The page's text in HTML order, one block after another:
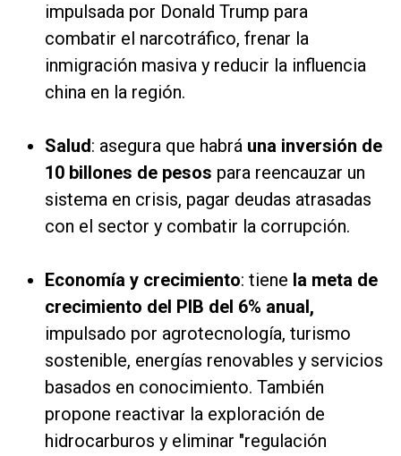
impulsada por Donald Trump para
combatir el narcotráfico, frenar la
inmigración masiva y reducir la influencia
china en la región.
Salud: asegura que habrá una inversión de
10 billones de pesos para reencauzar un
sistema en crisis, pagar deudas atrasadas
con el sector y combatir la corrupción.
Economía y crecimiento: tiene la meta de
crecimiento del PIB del 6% anual,
impulsado por agrotecnología, turismo
sostenible, energías renovables y servicios
basados en conocimiento. También
propone reactivar la exploración de
hidrocarburos y eliminar "regulación